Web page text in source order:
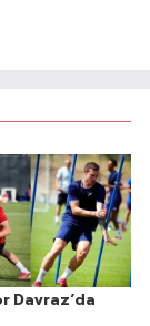
Davraz’da